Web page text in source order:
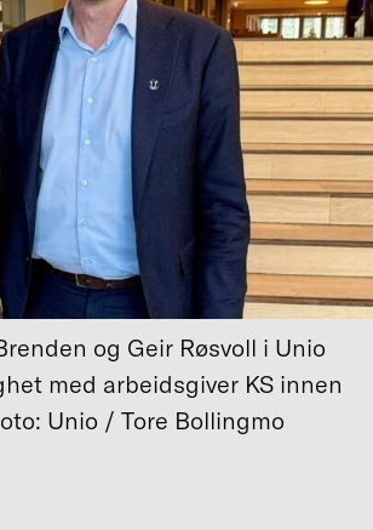
og Geir Røsvoll i Unio
med arbeidsgiver KS innen
Unio / Tore Bollingmo